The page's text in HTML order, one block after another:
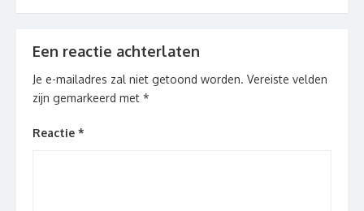
Een reactie achterlaten
Je e-mailadres zal niet getoond worden. Vereiste velden
zijn gemarkeerd met *
Reactie *